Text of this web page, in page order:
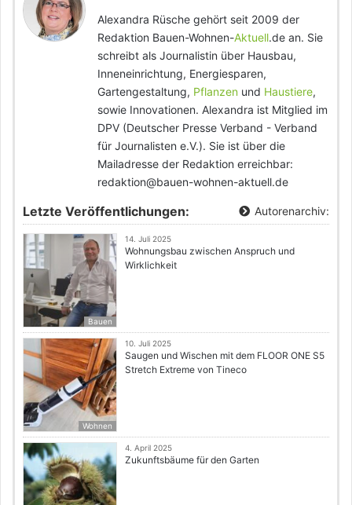
Alexandra Rüsche gehört seit 2009 der
Redaktion Bauen-Wohnen-Aktuell.de an. Sie
schreibt als Journalistin über Hausbau,
Inneneinrichtung, Energiesparen,
Gartengestaltung, Pflanzen und Haustiere,
sowie Innovationen. Alexandra ist Mitglied im
DPV (Deutscher Presse Verband - Verband
für Journalisten e.V.). Sie ist über die
Mailadresse der Redaktion erreichbar:
redaktion@bauen-wohnen-aktuell.de
Letzte Veröffentlichungen: Autorenarchiv:
Bauen
14. Juli 2025
Wohnungsbau zwischen Anspruch und
Wirklichkeit
Wohnen
10. Juli 2025
Saugen und Wischen mit dem FLOOR ONE S5
Stretch Extreme von Tineco
4. April 2025
Zukunftsbäume für den Garten